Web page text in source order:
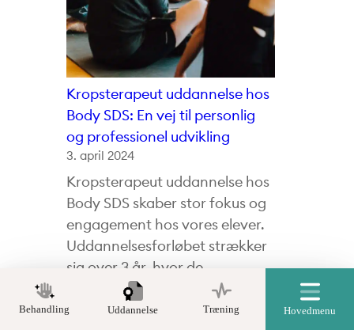
Behandling Uddannelse Træning Hovedmenu
Kropsterapeut uddannelse hos
Body SDS: En vej til personlig
og professionel udvikling
3. april 2024
Kropsterapeut uddannelse hos
Body SDS skaber stor fokus og
engagement hos vores elever.
Uddannelsesforløbet strækker
sig over 3 år, hvor de
studerende dykker ned i
kroppens anatomiske og